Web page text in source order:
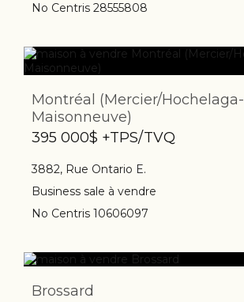
No Centris 28555808
Montréal (Mercier/Hochelaga-
Maisonneuve)
395 000$ +TPS/TVQ
3882, Rue Ontario E.
Business sale à vendre
No Centris 10606097
Brossard